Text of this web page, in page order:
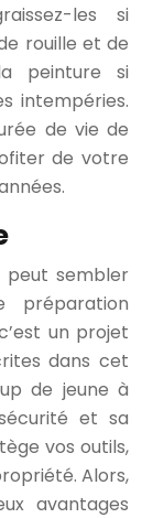
les si
rouille et de
peinture si
intempéries.
de vie de
de votre
peut sembler
préparation
un projet
dans cet
de jeune à
et sa
vos outils,
Alors,
avantages